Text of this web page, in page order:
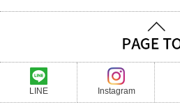
LINE Instagram